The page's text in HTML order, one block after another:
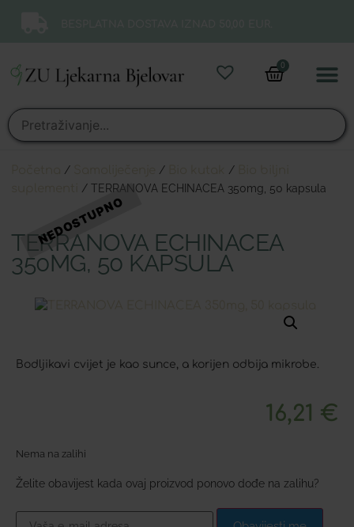
0
/ / /
/ TERRANOVA ECHINACEA 350mg, 50 kapsula
TERRANOVA ECHINACEA
350MG, 50 KAPSULA
Bodljikavi cvijet je kao sunce, a korijen odbija mikrobe.
16,21 €
Nema na zalihi
Želite obavijest kada ovaj proizvod ponovo dođe na zalihu?